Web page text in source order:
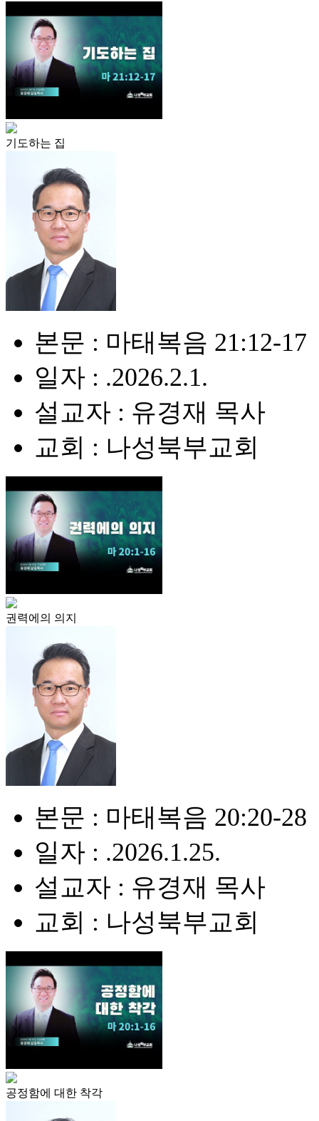
기도하는 집
본문 : 마태복음 21:12-17
일자 : .2026.2.1.
설교자 : 유경재 목사
교회 : 나성북부교회
권력에의 의지
본문 : 마태복음 20:20-28
일자 : .2026.1.25.
설교자 : 유경재 목사
교회 : 나성북부교회
공정함에 대한 착각